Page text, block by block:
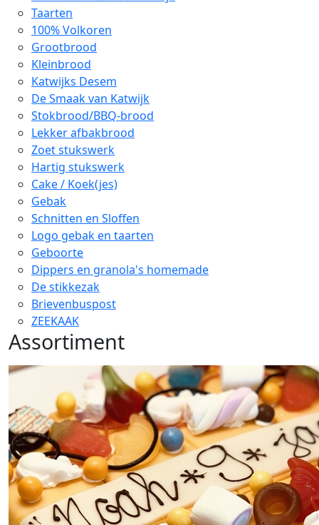
Taarten
100% Volkoren
Grootbrood
Kleinbrood
Katwijks Desem
De Smaak van Katwijk
Stokbrood/BBQ-brood
Lekker afbakbrood
Zoet stukswerk
Hartig stukswerk
Cake / Koek(jes)
Gebak
Schnitten en Sloffen
Logo gebak en taarten
Geboorte
Dippers en granola's homemade
De stikkezak
Brievenbuspost
ZEEKAAK
Assortiment